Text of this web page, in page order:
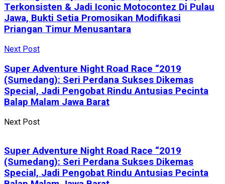
Terkonsisten & Jadi Iconic Motocontez Di Pulau
Jawa, Bukti Setia Promosikan Modifikasi
Priangan Timur Menusantara
Next Post
Super Adventure Night Road Race “2019
(Sumedang): Seri Perdana Sukses Dikemas
Special, Jadi Pengobat Rindu Antusias Pecinta
Balap Malam Jawa Barat
Next Post
Super Adventure Night Road Race “2019
(Sumedang): Seri Perdana Sukses Dikemas
Special, Jadi Pengobat Rindu Antusias Pecinta